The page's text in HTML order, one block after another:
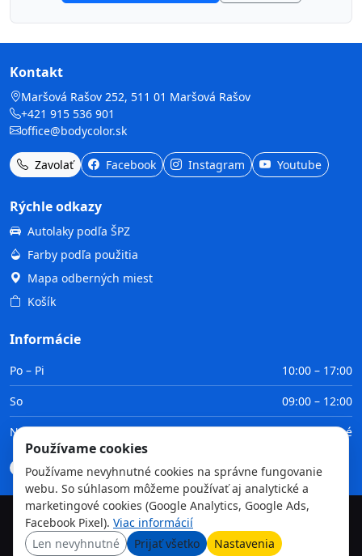
Kontakt
Maršová Rašov 252, 511 01 Maršová Rašov
+421 915 536 901
office@bodycolor.sk
Zavolať Facebook Instagram Youtube
Rýchle odkazy
Autolaky podľa ŠPZ
Farby podľa použitia
Mapa odberných miest
Košík
Informácie
Po – Pi
10:00 – 17:00
So
09:00 – 12:00
Ne
Zatvorené
Doprava Platba Obchodné podmienky GDPR
©2026TvojaFarba.sk • Všetky práva vyhradené
GDPR
Obchodné podmienky Doprava Platba
Používame cookies
Používame nevyhnutné cookies na správne fungovanie
webu. So súhlasom môžeme používať aj analytické a
marketingové cookies (Google Analytics, Google Ads,
Facebook Pixel). Viac informácií
Len nevyhnutné
Prijať všetko Nastavenia